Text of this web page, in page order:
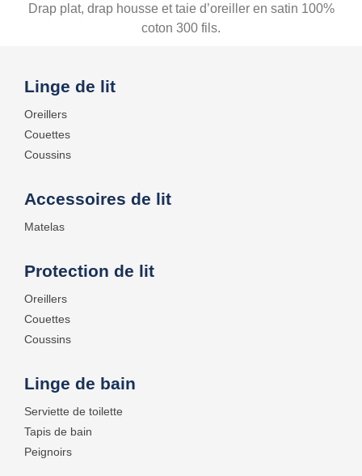
Drap plat, drap housse et taie d’oreiller en satin 100%
coton 300 fils.
Linge de lit
Oreillers
Couettes
Coussins
Accessoires de lit
Matelas
Protection de lit
Oreillers
Couettes
Coussins
Linge de bain
Serviette de toilette
Tapis de bain
Peignoirs